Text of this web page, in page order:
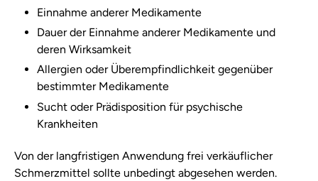
Einnahme anderer Medikamente
Dauer der Einnahme anderer Medikamente und
deren Wirksamkeit
Allergien oder Überempfindlichkeit gegenüber
bestimmter Medikamente
Sucht oder Prädisposition für psychische
Krankheiten
Von der langfristigen Anwendung frei verkäuflicher
Schmerzmittel sollte unbedingt abgesehen werden.